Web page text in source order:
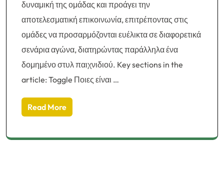
δυναμική της ομάδας και προάγει την
αποτελεσματική επικοινωνία, επιτρέποντας στις
ομάδες να προσαρμόζονται ευέλικτα σε διαφορετικά
σενάρια αγώνα, διατηρώντας παράλληλα ένα
δομημένο στυλ παιχνιδιού. Key sections in the
article: Toggle Ποιες είναι …
Read More